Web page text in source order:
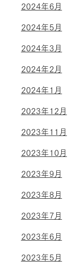
2024年6月
2024年5月
2024年3月
2024年2月
2024年1月
2023年12月
2023年11月
2023年10月
2023年9月
2023年8月
2023年7月
2023年6月
2023年5月